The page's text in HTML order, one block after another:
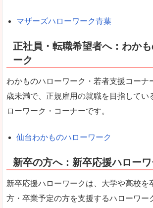
マザーズハローワーク青葉
正社員・転職希望者へ：わか
ーク
わかものハローワーク・若者支援コーナ
歳未満で、正規雇用の就職を目指してい
ローワーク・コーナーです。
仙台わかものハローワーク
新卒の方へ：新卒応援ハローワ
新卒応援ハローワークは、大学や高校を
方・卒業予定の方を支援するハローワー